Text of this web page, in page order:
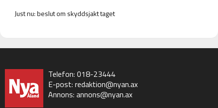
Just nu: beslut om skyddsjakt taget
Telefon: 018-23444
E-post: redaktion@nyan.ax
Annons: annons@nyan.ax